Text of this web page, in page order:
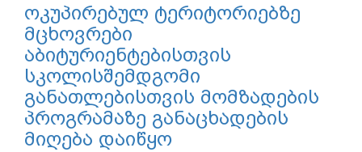
ოკუპირებულ ტერიტორიებზე
მცხოვრები
აბიტურიენტებისთვის
სკოლისშემდგომი
განათლებისთვის მომზადების
პროგრამაზე განაცხადების
მიღება დაიწყო